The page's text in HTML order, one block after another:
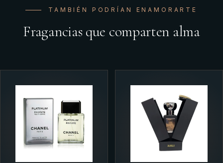
TAMBIÉN PODRÍAN ENAMORARTE
Fragancias que comparten alma